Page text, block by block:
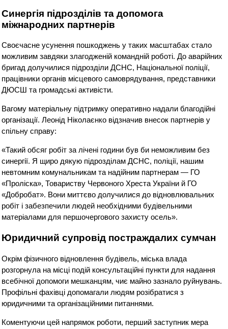
Синергія підрозділів та допомога
міжнародних партнерів
Своєчасне усунення пошкоджень у таких масштабах стало
можливим завдяки злагодженій командній роботі. До аварійних
бригад долучилися підрозділи ДСНС, Національної поліції,
працівники органів місцевого самоврядування, представники
ДЮСШ та громадські активісти.
Вагому матеріальну підтримку оперативно надали благодійні
організації. Леонід Ніколаєнко відзначив внесок партнерів у
спільну справу:
«Такий обсяг робіт за лічені години був би неможливим без
синергії. Я щиро дякую підрозділам ДСНС, поліції, нашим
невтомним комунальникам та надійним партнерам — ГО
«Проліска», Товариству Червоного Хреста України й ГО
«Добробат». Вони миттєво долучилися до відновлювальних
робіт і забезпечили людей необхідними будівельними
матеріалами для першочергового захисту осель».
Юридичний супровід постраждалих сумчан
Окрім фізичного відновлення будівель, міська влада
розгорнула на місці подій консультаційні пункти для надання
всебічної допомоги мешканцям, чиє майно зазнало руйнувань.
Профільні фахівці допомагали людям розібратися з
юридичними та організаційними питаннями.
Коментуючи цей напрямок роботи, перший заступник мера